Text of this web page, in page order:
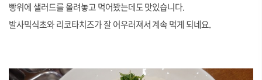
빵위에 샐러드를 올려놓고 먹어봤는데도 맛있습니다.
발사믹식초와 리코타치즈가 잘 어우러져서 계속 먹게 되네요.